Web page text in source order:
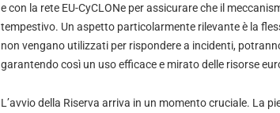
e con la rete EU-CyCLONe per assicurare che il
tempestivo. Un aspetto particolarmente rilevante è la
non vengano utilizzati per rispondere a incidenti,
garantendo così un uso efficace e mirato delle risorse
L’avvio della Riserva arriva in un momento cruciale. La